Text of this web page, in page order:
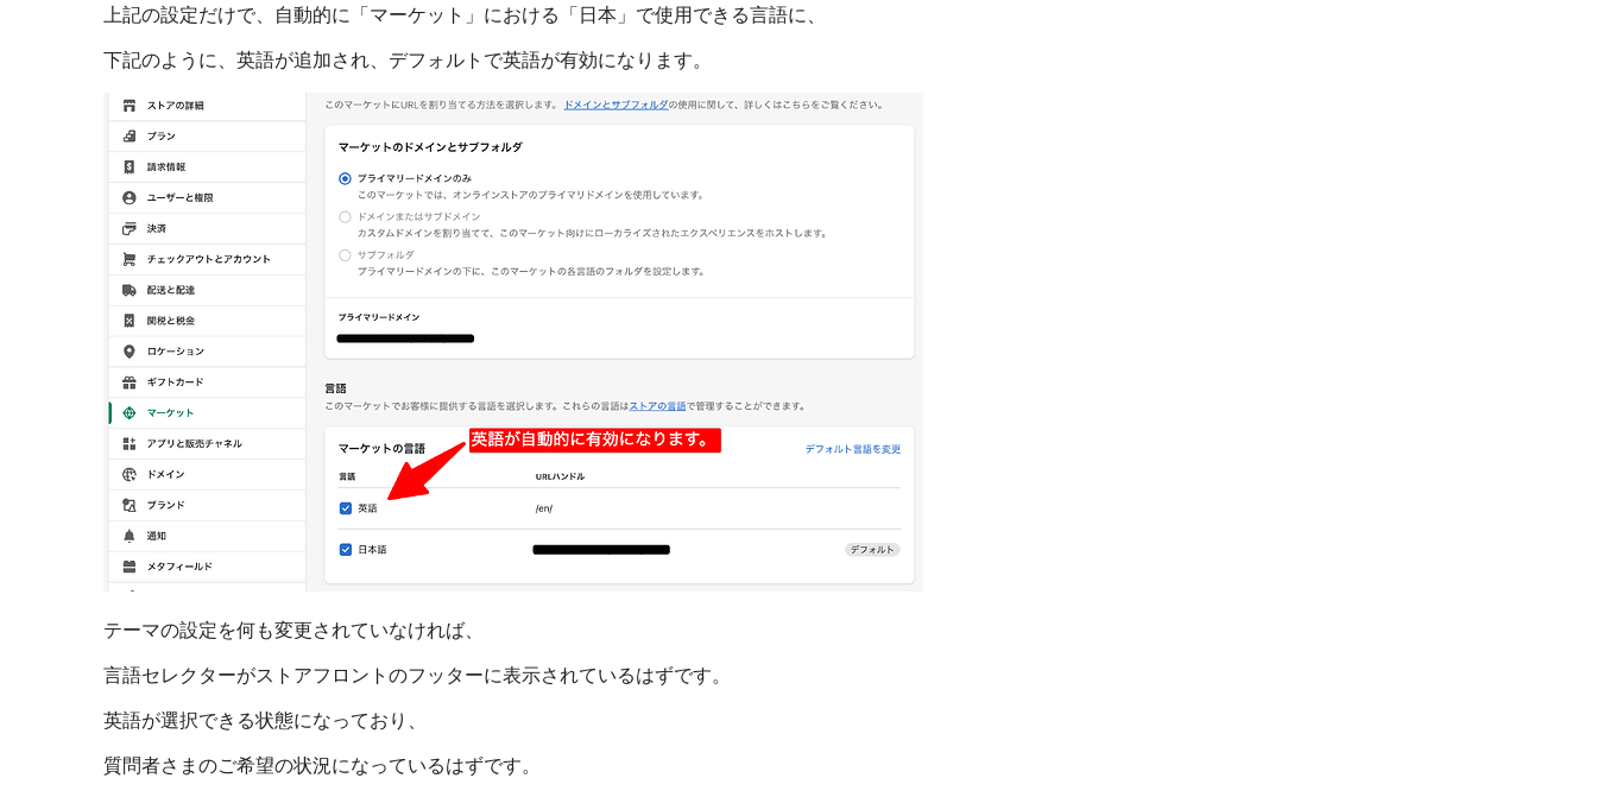
上記の設定だけで、自動的に「マーケット」における「日本」で使用できる言語に、
下記のように、英語が追加され、デフォルトで英語が有効になります。
テーマの設定を何も変更されていなければ、
言語セレクターがストアフロントのフッターに表示されているはずです。
英語が選択できる状態になっており、
質問者さまのご希望の状況になっているはずです。